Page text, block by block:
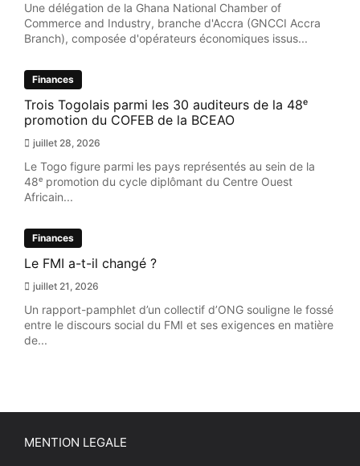
Une délégation de la Ghana National Chamber of
Commerce and Industry, branche d'Accra (GNCCI Accra
Branch), composée d'opérateurs économiques issus...
Finances
Trois Togolais parmi les 30 auditeurs de la 48ᵉ
promotion du COFEB de la BCEAO
juillet 28, 2026
Le Togo figure parmi les pays représentés au sein de la
48ᵉ promotion du cycle diplômant du Centre Ouest
Africain...
Finances
Le FMI a-t-il changé ?
juillet 21, 2026
Un rapport-pamphlet d’un collectif d’ONG souligne le fossé
entre le discours social du FMI et ses exigences en matière
de...
MENTION LEGALE